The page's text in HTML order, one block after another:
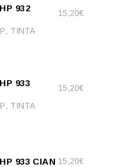
932
15,20€
, TINTA
933
15,20€
, TINTA
933 CIAN 15,20€